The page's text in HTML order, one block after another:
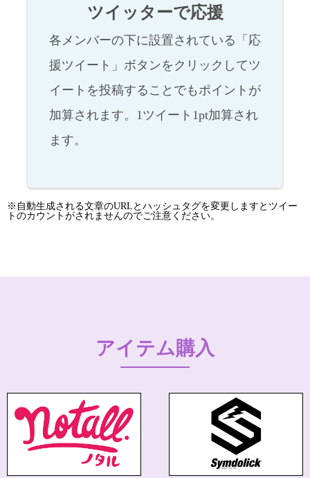
ツイッターで応援
各メンバーの下に設置されている「応
援ツイート」ボタンをクリックしてツ
イートを投稿することでもポイントが
加算されます。1ツイート1pt加算され
ます。
※自動生成される文章のURLとハッシュタグを変更しますとツイー
トのカウントがされませんのでご注意ください。
アイテム購入